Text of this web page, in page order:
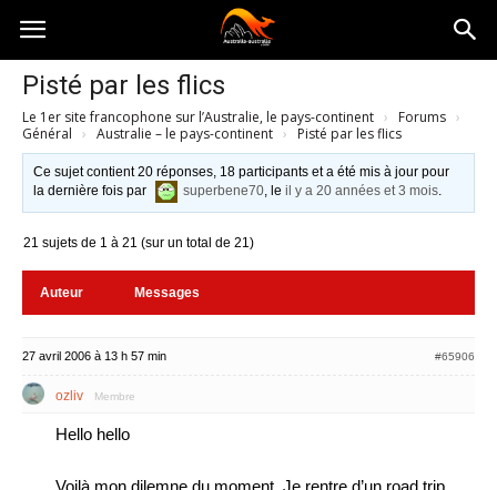
Australia-
australie.com
Pisté par les flics
Le 1er site francophone sur l’Australie, le pays-continent › Forums ›
Général › Australie – le pays-continent › Pisté par les flics
Ce sujet contient 20 réponses, 18 participants et a été mis à jour pour
la dernière fois par
superbene70, leil y a 20 années et 3 mois.
21 sujets de 1 à 21 (sur un total de 21)
Auteur Messages
27 avril 2006 à 13 h 57 min #65906
ozliv Membre
Hello hello
Voilà mon dilemne du moment. Je rentre d’un road trip